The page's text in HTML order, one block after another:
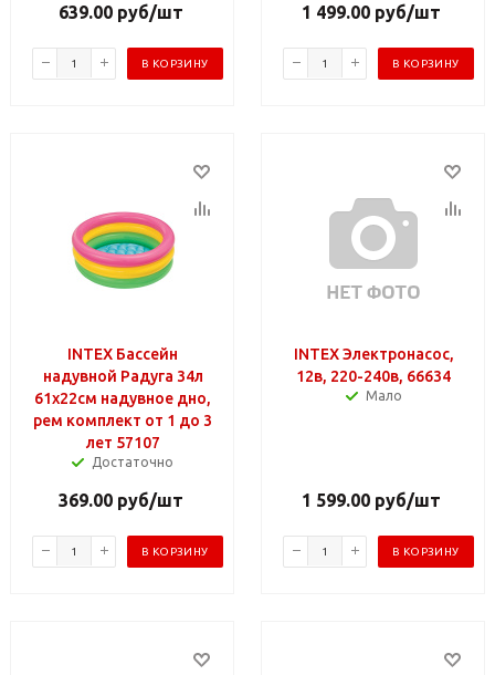
639.00руб/шт
В КОРЗИНУ
1 499.00 руб/шт
В КОРЗИНУ
INTEX Бассейн
надувной Радуга 34л
61x22см надувное дно,
рем комплект от 1 до 3
лет 57107
Достаточно
369.00руб/шт
В КОРЗИНУ
INTEX Электронасос,
12в, 220-240в, 66634
Мало
1 599.00 руб/шт
В КОРЗИНУ